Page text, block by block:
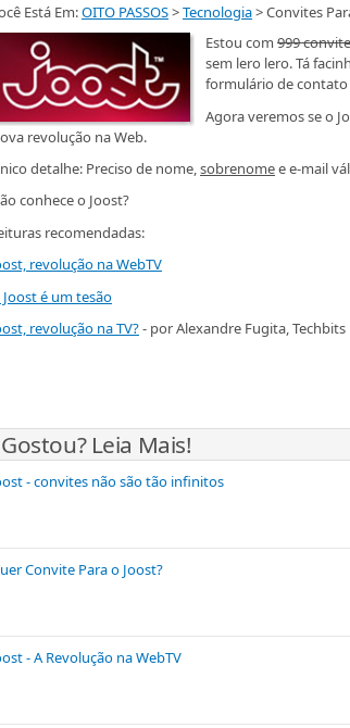
Está Em:OITO PASSOS>Tecnologia> Convites
Estou com 999
sem lero lero. Tá
formulário de
Agora veremos se o
revolução na Web.
detalhe: Preciso de nome,sobrenomee e-mail
conhece o Joost?
recomendadas:
revolução na WebTV
Joost é um tesão
revolução na TV?- por Alexandre Fugita, Techbits
Gostou? Leia Mais!
- convites não são tão infinitos
Convite Para o Joost?
- A Revolução na WebTV